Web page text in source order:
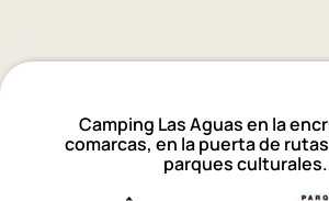
Camping Las Aguas en la
comarcas, en la puerta de
parques culturales.